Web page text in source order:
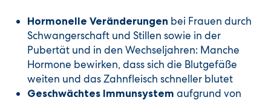
Hormonelle Veränderungen bei Frauen durch
Schwangerschaft und Stillen sowie in der
Pubertät und in den Wechseljahren: Manche
Hormone bewirken, dass sich die Blutgefäße
weiten und das Zahnfleisch schneller blutet
Geschwächtes Immunsystem aufgrund von